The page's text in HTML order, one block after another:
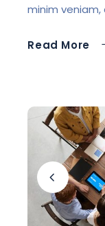
minim
Read More